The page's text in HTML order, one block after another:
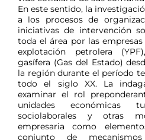
En este sentido, la
a los procesos de
iniciativas de intervención
toda el área por las
explotación petrolera
gasífera (Gas del Estado)
la región durante el período
todo el siglo XX. La
examinar el rol
unidades económicas
sociolaborales y otras
empresaria como
conjunto de